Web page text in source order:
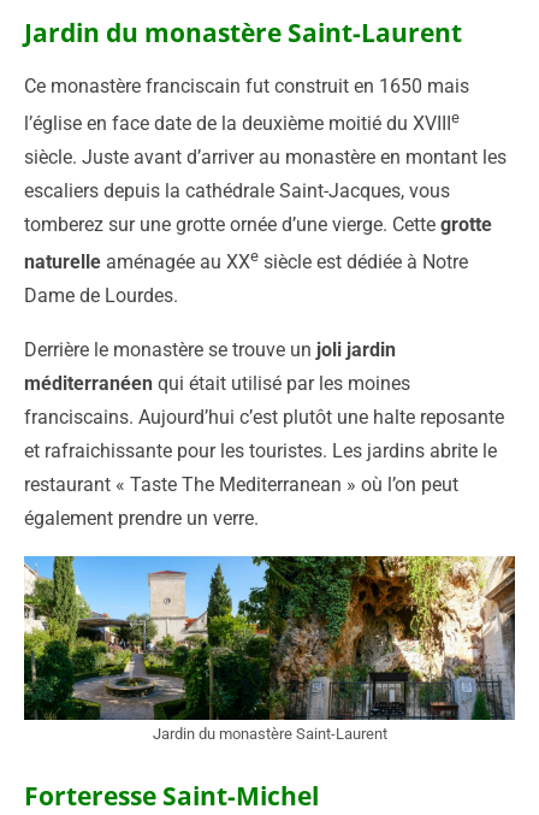
Jardin du monastère Saint-Laurent
Ce monastère franciscain fut construit en 1650 mais
l’église en face date de la deuxième moitié du XVIIIe
siècle. Juste avant d’arriver au monastère en montant les
escaliers depuis la cathédrale Saint-Jacques, vous
tomberez sur une grotte ornée d’une vierge. Cette grotte
naturelle aménagée au XXe siècle est dédiée à Notre
Dame de Lourdes.
Derrière le monastère se trouve un joli jardin
méditerranéen qui était utilisé par les moines
franciscains. Aujourd’hui c’est plutôt une halte reposante
et rafraichissante pour les touristes. Les jardins abrite le
restaurant « Taste The Mediterranean » où l’on peut
également prendre un verre.
Jardin du monastère Saint-Laurent
Forteresse Saint-Michel